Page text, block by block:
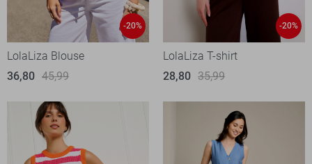
-20%
LolaLiza Blouse
36,80 45,99
-20%
LolaLiza T-shirt
28,80 35,99